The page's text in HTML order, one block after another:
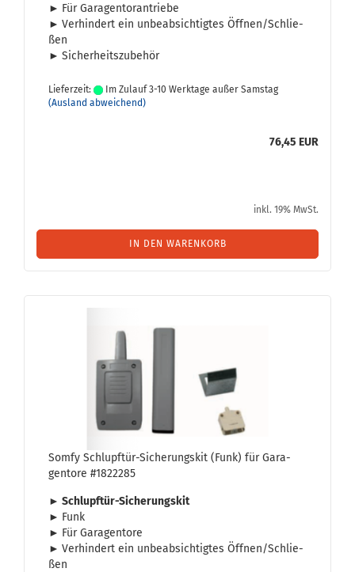
► Für Ga­ra­gen­tor­an­trie­be
► Ver­hin­dert ein un­be­ab­sich­tig­tes Öff­nen/Schlie­
ßen
► Si­cher­heits­zu­be­hör
Lieferzeit:
Im Zulauf 3-10 Werktage außer Samstag
(Ausland abweichend)
76,45 EUR
inkl. 19% MwSt.
IN DEN WARENKORB
Somfy Schlupftür-​​Si­che­rungs­kit (Funk) für Ga­ra­
gen­to­re #1822285
► Schlupftür-​Sicherungskit
► Funk
► Für Ga­ra­gen­to­re
► Ver­hin­dert ein un­be­ab­sich­tig­tes Öff­nen/Schlie­
ßen